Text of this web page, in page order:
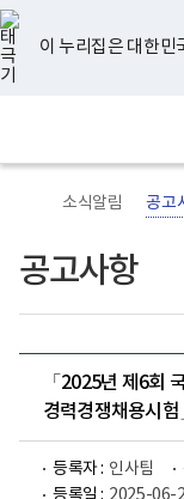
너
비
767px
이
하
이 누리집은 대한민
지메
홈
소식알림 공고
공고사항
「2025년 제6회
경력경쟁채용시
등록자 : 인사팀
유
튜
브
페
이
스
북
인
스
타
그
램
블
로
그